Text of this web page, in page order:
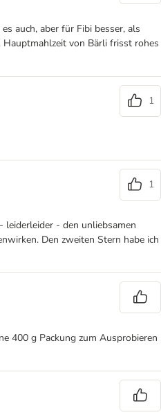
auch, aber für Fibi besser, als
Hauptmahlzeit von Bärli frisst rohes
1
1
- den unliebsamen
Den zweiten Stern habe ich
400 g Packung zum Ausprobieren